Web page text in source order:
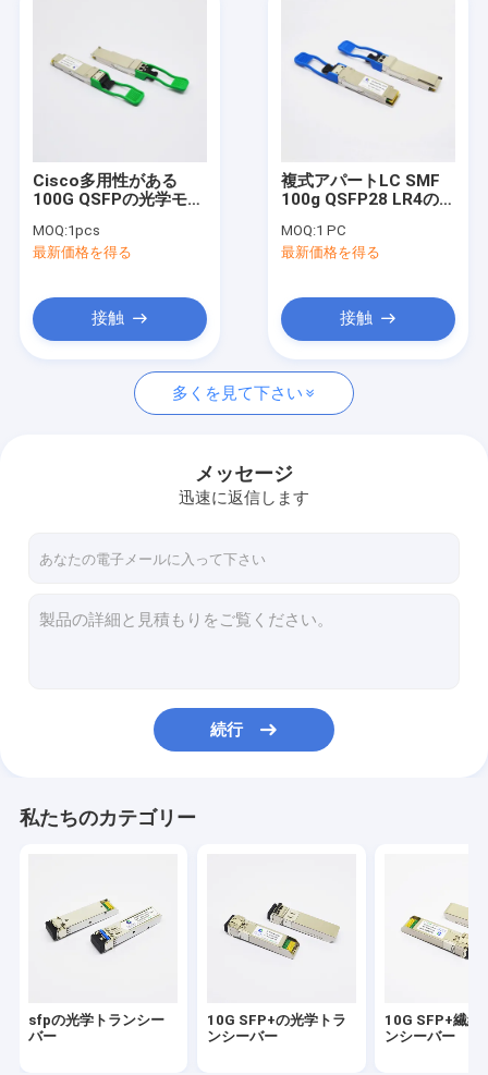
私達について
品質管理
引用を要求しなさい
sfpの光学トランシーバー
10G SFP+の光学トランシーバー
25G SFP28のトランシーバー
40G QSFP+のトランシーバー
直接付加ケーブル
Cisco多用性がある
100G QSFPの光学モジ
850nm 100m LC MMF
MOQ:1pcs
最新価格を得る
接触
複式アパートLC SMF
100g QSFP28 LR4のト
10km DOM LAN WDM
MOQ:1 PC
最新価格を得る
接触
多くを見て下さい
メッセージ
迅速に返信します
続行
私たちのカテゴリー
sfpの光学トランシー
バー
10G SFP+の光学トラ
ンシーバー
10G SFP+繊維
ンシーバー